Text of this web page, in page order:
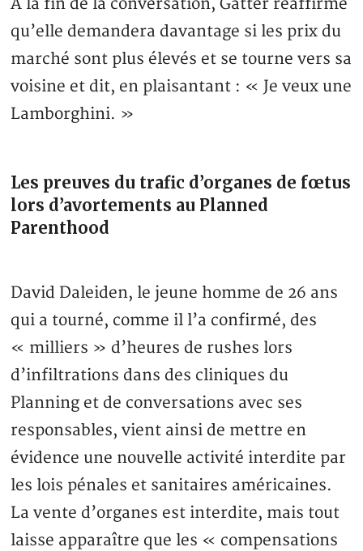
qu’elle demandera davantage si les prix du
marché sont plus élevés et se tourne vers sa
voisine et dit, en plaisantant : « Je veux une
Lamborghini. »
Les preuves du trafic d’organes de fœtus
lors d’avortements au Planned
Parenthood
David Daleiden, le jeune homme de 26 ans
qui a tourné, comme il l’a confirmé, des
« milliers » d’heures de rushes lors
d’infiltrations dans des cliniques du
Planning et de conversations avec ses
responsables, vient ainsi de mettre en
évidence une nouvelle activité interdite par
les lois pénales et sanitaires américaines.
La vente d’organes est interdite, mais tout
laisse apparaître que les « compensations